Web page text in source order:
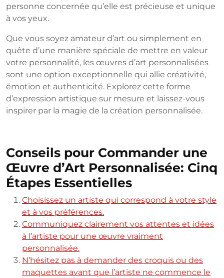
personne concernée qu’elle est précieuse et unique
à vos yeux.
Que vous soyez amateur d’art ou simplement en
quête d’une manière spéciale de mettre en valeur
votre personnalité, les œuvres d’art personnalisées
sont une option exceptionnelle qui allie créativité,
émotion et authenticité. Explorez cette forme
d’expression artistique sur mesure et laissez-vous
inspirer par la magie de la création personnalisée.
Conseils pour Commander une
Œuvre d’Art Personnalisée: Cinq
Étapes Essentielles
Choisissez un artiste qui correspond à votre style
et à vos préférences.
Communiquez clairement vos attentes et idées
à l’artiste pour une œuvre vraiment
personnalisée.
N’hésitez pas à demander des croquis ou des
maquettes avant que l’artiste ne commence le